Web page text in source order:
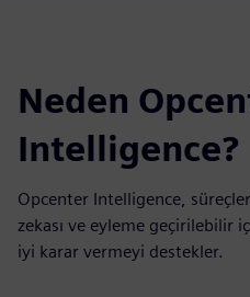
Neden
Intelligence?
Opcenter Intelligence,
zekası ve eyleme geçirilebilir
iyi karar vermeyi destekler.